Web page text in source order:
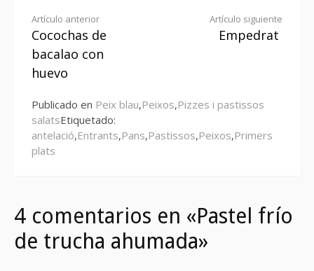
Seguir
leyendo
Artículo anterior
Cocochas de
bacalao con
huevo
Artículo siguiente
Empedrat
Publicado en Peix blau,Peixos,Pizzes i pastissos
salatsEtiquetado:
antelació,Entrants,Pans,Pastissos,Peixos,Primers
plats
4 comentarios en «Pastel frío
de trucha ahumada»